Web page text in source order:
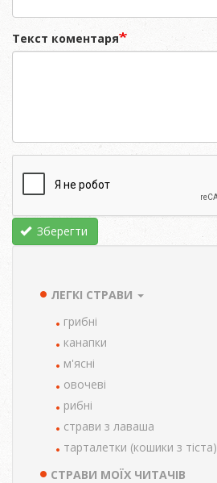
Текст коментаря
Зберегти
TAXONOMY
MENU
ЛЕГКІ СТРАВИ
грибні
канапки
м'ясні
овочеві
рибні
страви з лаваша
тарталетки (кошики з тіста)
СТРАВИ МОЇХ ЧИТАЧІВ